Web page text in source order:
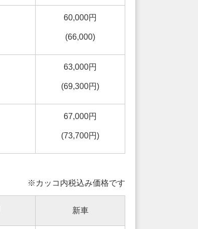
60,000円
(66,000)
63,000円
(69,300円)
67,000円
(73,700円)
※カッコ内税込み価格です
新車